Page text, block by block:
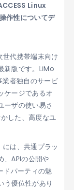
Linux
作性についてデ
代携帯端末向け
新版です。LiMo
者独自のサービ
ケージであるオ
ーザの使い易さ
した、高度なユ
は、共通プラッ
、APIの公開や
ドパーティの魅
う優位性があり